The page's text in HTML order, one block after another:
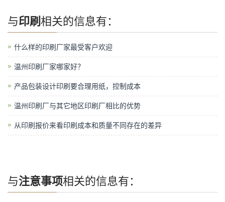
与印刷 相关的信息有：
什么样的印刷厂家最受客户欢迎
温州印刷厂家哪家好？
产品包装设计印刷要合理用纸，控制成本
温州印刷厂与其它地区印刷厂相比的优势
从印刷报价来看印刷成本和质量不同存在的差异
与注意事项相关的信息有：